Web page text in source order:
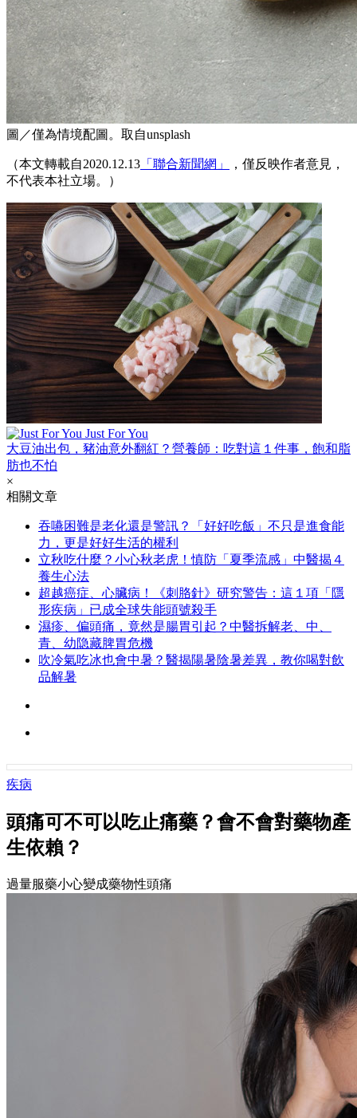
圖／僅為情境配圖。取自unsplash
（本文轉載自2020.12.13 「聯合新聞網」
，僅反映作者意見，
不代表本社立場。）
Just For You
大豆油出包，豬油意外翻紅？營養師：吃對這１件事，飽和脂
肪也不怕
×
相關文章
吞嚥困難是老化還是警訊？「好好吃飯」不只是進食能
力，更是好好生活的權利
立秋吃什麼？小心秋老虎！慎防「夏季流感」中醫揭４
養生心法
超越癌症、心臟病！《刺胳針》研究警告：這１項「隱
形疾病」已成全球失能頭號殺手
濕疹、偏頭痛，竟然是腸胃引起？中醫拆解老、中、
青、幼隐藏脾胃危機
吹冷氣吃冰也會中暑？醫揭陽暑陰暑差異，教你喝對飲
品解暑
疾病
頭痛可不可以吃止痛藥？會不會對藥物產
生依賴？
過量服藥小心變成藥物性頭痛